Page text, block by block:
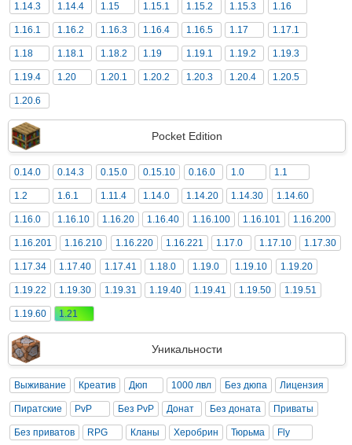
1.14.3 1.14.4 1.15 1.15.1 1.15.2 1.15.3 1.16
1.16.1 1.16.2 1.16.3 1.16.4 1.16.5 1.17 1.17.1
1.18 1.18.1 1.18.2 1.19 1.19.1 1.19.2 1.19.3
1.19.4 1.20 1.20.1 1.20.2 1.20.3 1.20.4 1.20.5
1.20.6
Pocket Edition
0.14.0 0.14.3 0.15.0 0.15.10 0.16.0 1.0 1.1
1.2 1.6.1 1.11.4 1.14.0 1.14.20 1.14.30 1.14.60
1.16.0 1.16.10 1.16.20 1.16.40 1.16.100 1.16.101 1.16.200
1.16.201 1.16.210 1.16.220 1.16.221 1.17.0 1.17.10 1.17.30
1.17.34 1.17.40 1.17.41 1.18.0 1.19.0 1.19.10 1.19.20
1.19.22 1.19.30 1.19.31 1.19.40 1.19.41 1.19.50 1.19.51
1.19.60 1.21
Уникальности
Выживание Креатив Дюп 1000 лвл Без дюпа Лицензия
Пиратские PvP Без PvP Донат Без доната Приваты
Без приватов RPG Кланы Херобрин Тюрьма Fly